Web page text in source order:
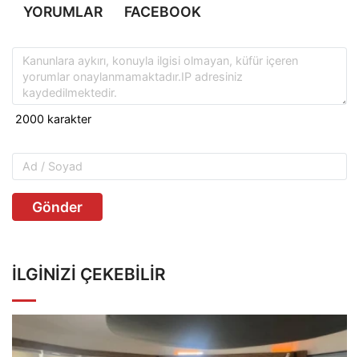
YORUMLAR FACEBOOK
Gönder
İLGINIZI ÇEKEBILIR